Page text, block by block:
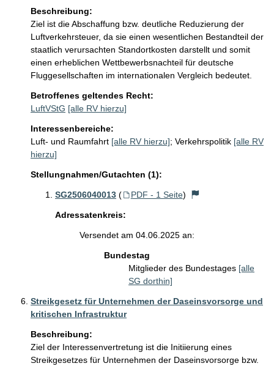
Beschreibung:
Ziel ist die Abschaffung bzw. deutliche Reduzierung der
Luftverkehrsteuer, da sie einen wesentlichen Bestandteil der
staatlich verursachten Standortkosten darstellt und somit
einen erheblichen Wettbewerbsnachteil für deutsche
Fluggesellschaften im internationalen Vergleich bedeutet.
Betroffenes geltendes Recht:
LuftVStG [alle RV hierzu]
Interessenbereiche:
Luft- und Raumfahrt [alle RV hierzu]; Verkehrspolitik [alle RV
hierzu]
Stellungnahmen/Gutachten (1):
SG2506040013 ( PDF - 1 Seite)
Adressatenkreis:
Versendet am 04.06.2025 an:
Bundestag
Mitglieder des Bundestages [alle
SG dorthin]
Streikgesetz für Unternehmen der Daseinsvorsorge und
kritischen Infrastruktur
Beschreibung:
Ziel der Interessenvertretung ist die Initiierung eines
Streikgesetzes für Unternehmen der Daseinsvorsorge bzw.